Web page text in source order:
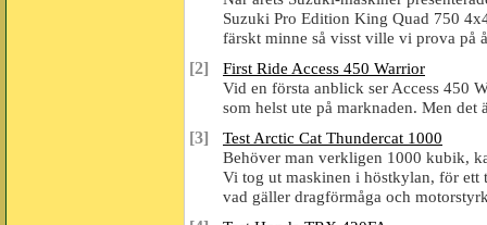
Suzuki Pro Edition King Quad 750
färskt minne så visst ville vi prova på
[2]
First Ride Access 450 Warrior
Vid en första anblick ser Access 450
som helst ute på marknaden. Men
[3]
Test Arctic Cat Thundercat 1000
Behöver man verkligen 1000 kubik,
Vi tog ut maskinen i höstkylan, för ett
vad gäller dragförmåga och